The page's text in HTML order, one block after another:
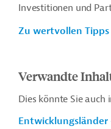
Investitionen und
Zu wertvollen
Verwandte
Dies könnte Sie auch